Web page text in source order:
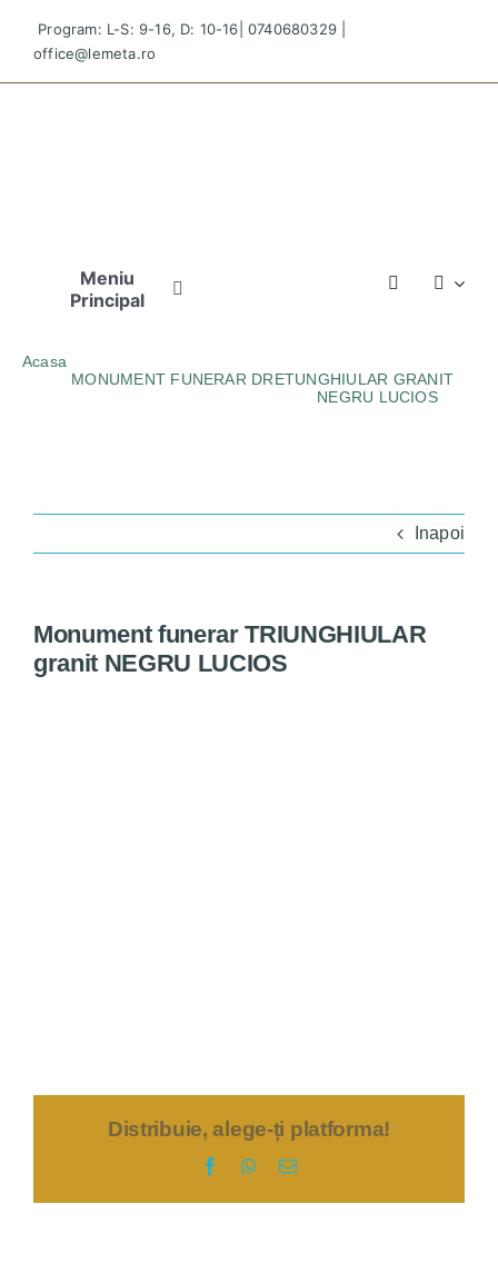
content
Program: L-S: 9-16, D: 10-16|0740680329
office@lemeta.ro
Meniu
Principal
Principală
Servicii
Acasa
MONUMENT FUNERAR DRETUNGHIULAR GRANIT
NEGRU LUCIOS
Inapoi
Monument funerar TRIUNGHIULAR
granit NEGRU LUCIOS
Distribuie, alege-ți platforma!
FacebookWhatsApp
E-